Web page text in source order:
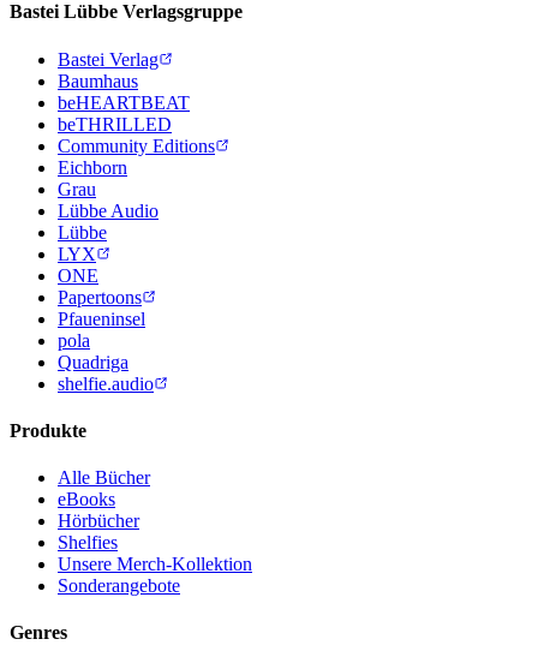
Bastei Lübbe Verlagsgruppe
Bastei Verlag
Baumhaus
beHEARTBEAT
beTHRILLED
Community Editions
Eichborn
Grau
Lübbe Audio
Lübbe
LYX
ONE
Papertoons
Pfaueninsel
pola
Quadriga
shelfie.audio
Produkte
Alle Bücher
eBooks
Hörbücher
Shelfies
Unsere Merch-Kollektion
Sonderangebote
Genres